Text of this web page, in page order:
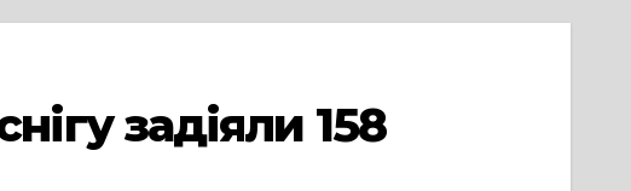
задіяли 158